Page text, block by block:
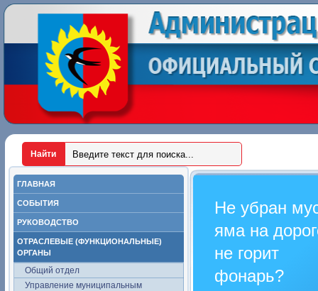
ГЛАВНАЯ
СОБЫТИЯ
РУКОВОДСТВО
ОТРАСЛЕВЫЕ (ФУНКЦИОНАЛЬНЫЕ)
ОРГАНЫ
Общий отдел
Управление муниципальным
Не убран
яма на
не горит
фонарь?